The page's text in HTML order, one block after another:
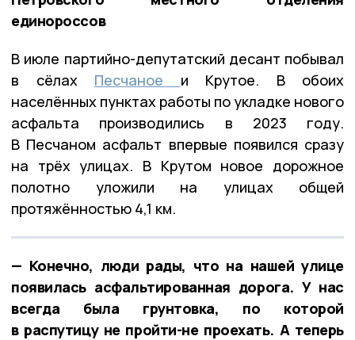
единороссов
В июле партийно-депутатский десант побывал
в сёлах Песчаное и Крутое. В обоих
населённых пунктах работы по укладке нового
асфальта производились в 2023 году.
В Песчаном асфальт впервые появился сразу
на трёх улицах. В Крутом новое дорожное
полотно уложили на улицах общей
протяжённостью 4,1 км.
— Конечно, люди рады, что на нашей улице
появилась асфальтированная дорога. У нас
всегда была грунтовка, по которой
в распутицу не пройти-не проехать. А теперь